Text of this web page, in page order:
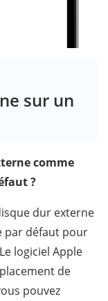
sur un
comme
?
dur externe
par défaut pour
logiciel Apple
de
pouvez